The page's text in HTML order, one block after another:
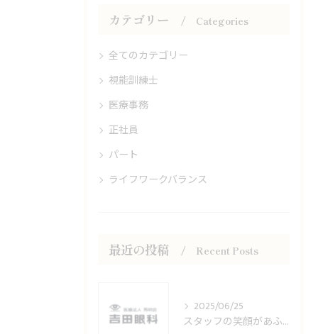
カテゴリー Categories
全てのカテゴリー
視能訓練士
医療事務
正社員
パート
ライフワークバランス
最近の投稿 Recent Posts
2025/06/25
スタッフの笑顔があふれる職場です！